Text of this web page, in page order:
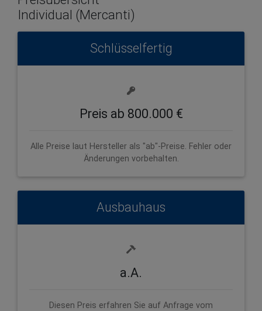
Individual (Mercanti)
Schlüsselfertig
Preis ab 800.000 €
Alle Preise laut Hersteller als "ab"-Preise. Fehler oder
Änderungen vorbehalten.
Ausbauhaus
a.A.
Diesen Preis erfahren Sie auf Anfrage vom